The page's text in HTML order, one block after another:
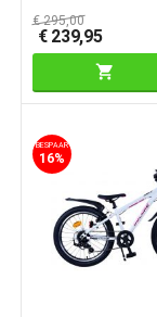
€295,00
€ 239,95
BESPAAR
16%